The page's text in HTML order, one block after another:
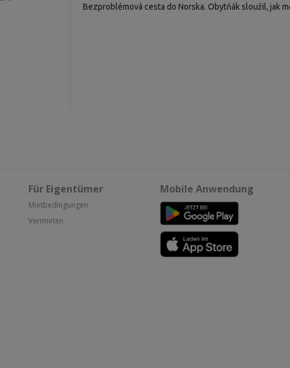
Bezproblémová cesta do Norska. Obytňák sloužil, jak
Für Eigentümer
Mietbedingungen
Vermieten
Mobile Anwendung